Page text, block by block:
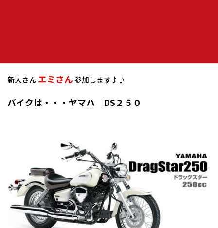
新人さん エミさん参加します♪♪
バイクは・・・ヤマハ DS２５０